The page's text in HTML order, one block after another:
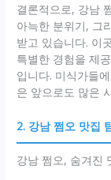
결론적으로, 강남
아늑한 분위기, 그
받고 있습니다. 이
특별한 경험을 제
입니다. 미식가들
은 앞으로도 많은
2. 강남 쩜오 맛집
강남 쩜오, 숨겨진